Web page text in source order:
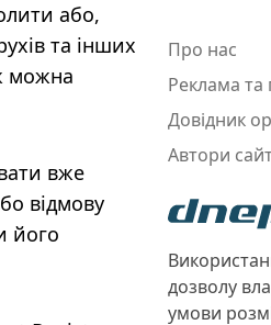
або,
та інших
можна
вже
відмову
його
Про нас
Реклама та
Довідник
Автори
дозволу
умови